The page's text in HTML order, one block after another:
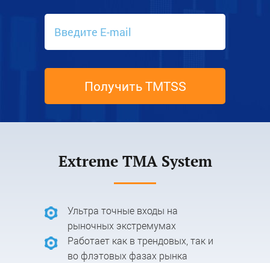
Получить TMTSS
Extreme TMA System
Ультра точные входы на
рыночных экстремумах
Работает как в трендовых, так и
во флэтовых фазах рынка